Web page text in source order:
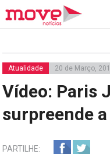
Atualidade 20 de Março,
Vídeo: Paris
surpreende
PARTILHE: